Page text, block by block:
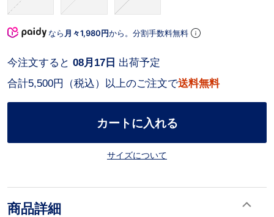
なら 月々1,980円から。分割手数料無料
合計5,500円（税込）以上のご注文で送料無料
今注文すると 08月17日 出荷予定
カートに入れる
サイズについて
商品詳細